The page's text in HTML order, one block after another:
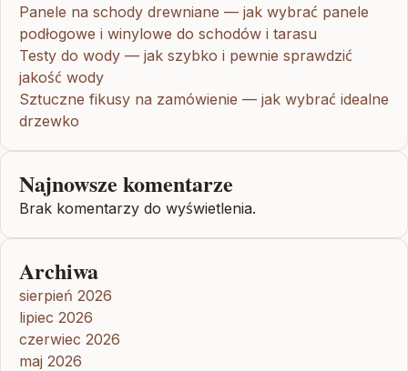
Panele na schody drewniane — jak wybrać panele
podłogowe i winylowe do schodów i tarasu
Testy do wody — jak szybko i pewnie sprawdzić
jakość wody
Sztuczne fikusy na zamówienie — jak wybrać idealne
drzewko
Najnowsze komentarze
Brak komentarzy do wyświetlenia.
Archiwa
sierpień 2026
lipiec 2026
czerwiec 2026
maj 2026